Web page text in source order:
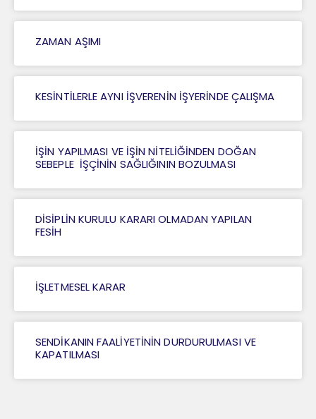
ZAMAN AŞIMI
KESİNTİLERLE AYNI İŞVERENİN İŞYERİNDE ÇALIŞMA
İŞİN YAPILMASI VE İŞİN NİTELİĞİNDEN DOĞAN
SEBEPLE İŞÇİNİN SAĞLIĞININ BOZULMASI
DİSİPLİN KURULU KARARI OLMADAN YAPILAN
FESİH
İŞLETMESEL KARAR
SENDİKANIN FAALİYETİNİN DURDURULMASI VE
KAPATILMASI